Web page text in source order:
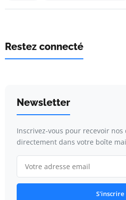
Restez connecté
Newsletter
Inscrivez-vous pour recevoir
directement dans votre boîte
S'inscrire